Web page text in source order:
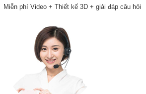
Miễn phí Video + Thiết kế 3D + giải đáp câu hỏi